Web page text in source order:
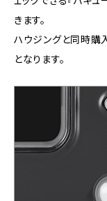
きます。
ハウジングと同時購
となります。